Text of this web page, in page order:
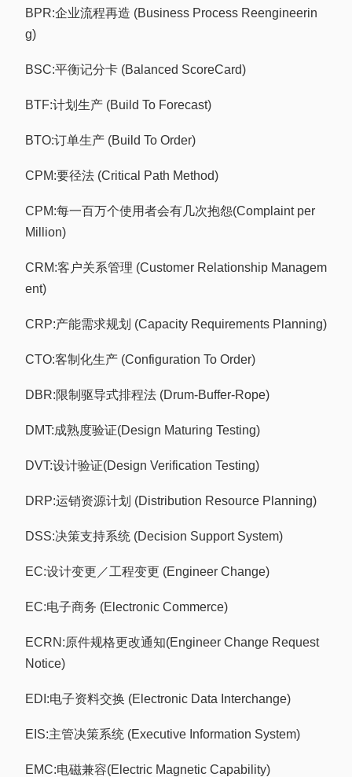
BPR:企业流程再造 (Business Process Reengineerin
g)
BSC:平衡记分卡 (Balanced ScoreCard)
BTF:计划生产 (Build To Forecast)
BTO:订单生产 (Build To Order)
CPM:要径法 (Critical Path Method)
CPM:每一百万个使用者会有几次抱怨(Complaint per
Million)
CRM:客户关系管理 (Customer Relationship Managem
ent)
CRP:产能需求规划 (Capacity Requirements Planning)
CTO:客制化生产 (Configuration To Order)
DBR:限制驱导式排程法 (Drum-Buffer-Rope)
DMT:成熟度验证(Design Maturing Testing)
DVT:设计验证(Design Verification Testing)
DRP:运销资源计划 (Distribution Resource Planning)
DSS:决策支持系统 (Decision Support System)
EC:设计变更／工程变更 (Engineer Change)
EC:电子商务 (Electronic Commerce)
ECRN:原件规格更改通知(Engineer Change Request
Notice)
EDI:电子资料交换 (Electronic Data Interchange)
EIS:主管决策系统 (Executive Information System)
EMC:电磁兼容(Electric Magnetic Capability)